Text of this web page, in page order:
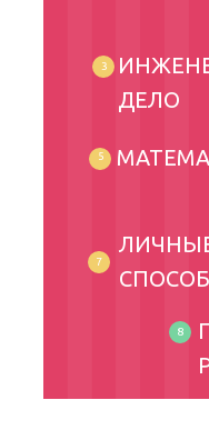
7
8
ДЕЛО
3
5